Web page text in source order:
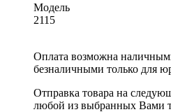
Модель
2115
Оплата возможна
безналичными только для
Отправка товара на
любой из выбранных Вами